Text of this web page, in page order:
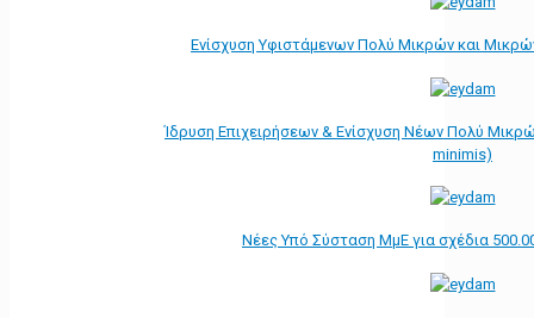
Ενίσχυση Υφιστάμενων Πολύ Μικρών και
Ίδρυση Επιχειρήσεων & Ενίσχυση Νέων Πολύ
minimis)
Νέες Υπό Σύσταση ΜμΕ για σχέδια